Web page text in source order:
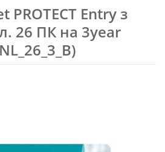
PROTECT Entry з
26 ПК на 3year